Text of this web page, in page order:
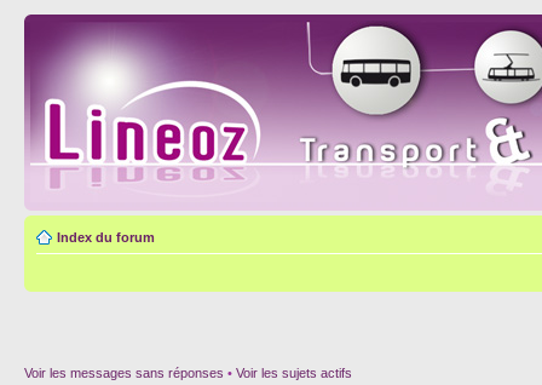
Index du forum
Voir les messages sans réponses • Voir les sujets actifs